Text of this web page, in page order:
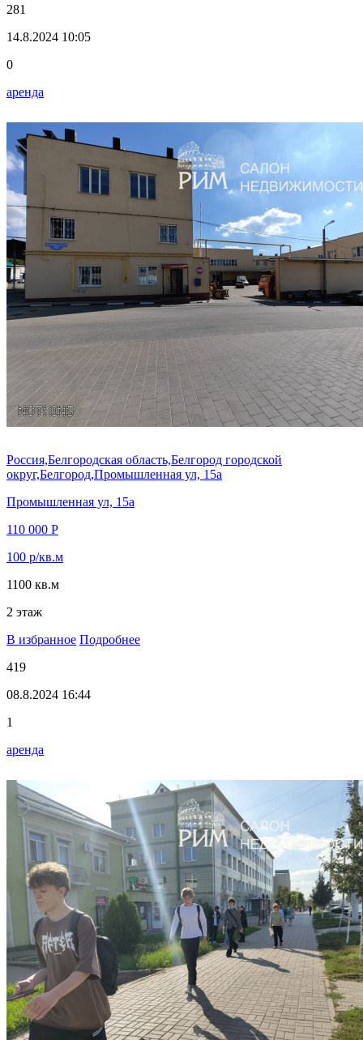
281
14.8.2024 10:05
0
аренда
Россия,Белгородская область,Белгород городской
округ,Белгород,Промышленная ул, 15а
Промышленная ул, 15а
110 000 Р
100 р/кв.м
1100 кв.м
2 этаж
В избранное Подробнее
419
08.8.2024 16:44
1
аренда